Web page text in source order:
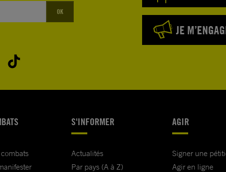
OK
JE
S'INFORMER
Actualités
Par pays (A à Z)
AGIR
Signer une
Agir en ligne